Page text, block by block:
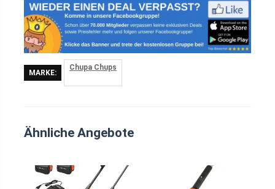
MARKE:
Chupa Chups
Ähnliche Angebote